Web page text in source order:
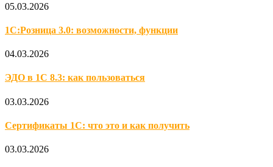
05.03.2026
1С:Розница 3.0: возможности, функции
04.03.2026
ЭДО в 1С 8.3: как пользоваться
03.03.2026
Сертификаты 1С: что это и как получить
03.03.2026